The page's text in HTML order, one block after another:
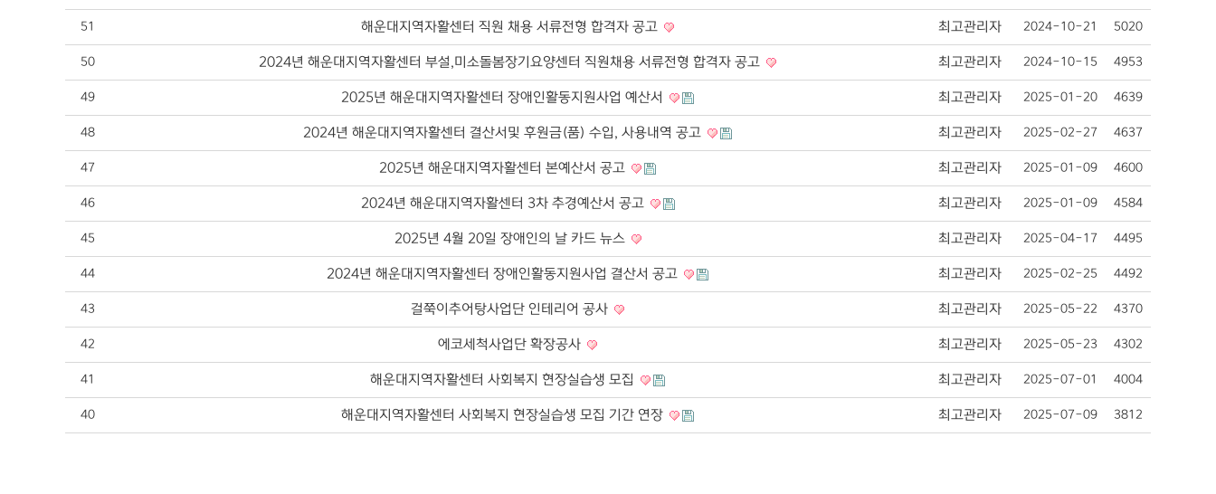
51 해운대지역자활센터 직원 채용 서류전형 합격자 공고 최고관리자 2024-10-21 5020
50 2024년 해운대지역자활센터 부설,미소돌봄장기요양센터 직원채용 서류전형 합격자 공고 최고관리자 2024-10-15 4953
49 2025년 해운대지역자활센터 장애인활동지원사업 예산서 최고관리자 2025-01-20 4639
48 2024년 해운대지역자활센터 결산서및 후원금(품) 수입, 사용내역 공고 최고관리자 2025-02-27 4637
47 2025년 해운대지역자활센터 본예산서 공고 최고관리자 2025-01-09 4600
46 2024년 해운대지역자활센터 3차 추경예산서 공고 최고관리자 2025-01-09 4584
45 2025년 4월 20일 장애인의 날 카드 뉴스 최고관리자 2025-04-17 4495
44 2024년 해운대지역자활센터 장애인활동지원사업 결산서 공고 최고관리자 2025-02-25 4492
43 걸쭉이추어탕사업단 인테리어 공사 최고관리자 2025-05-22 4370
42 에코세척사업단 확장공사 최고관리자 2025-05-23 4302
41 해운대지역자활센터 사회복지 현장실습생 모집 최고관리자 2025-07-01 4004
40 해운대지역자활센터 사회복지 현장실습생 모집 기간 연장 최고관리자 2025-07-09 3812